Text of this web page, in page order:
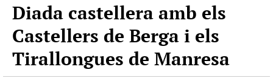
Diada castellera amb els
Castellers de Berga i els
Tirallongues de Manresa